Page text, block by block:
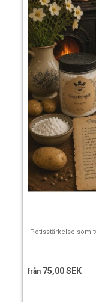
Potisstärkelse som
från 75,00 SEK